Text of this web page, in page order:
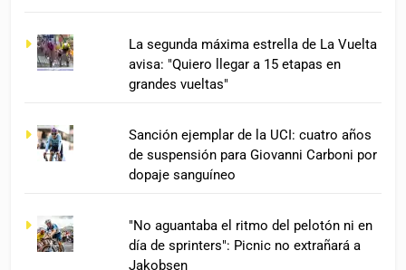
La segunda máxima estrella de La Vuelta
avisa: "Quiero llegar a 15 etapas en
grandes vueltas"
Sanción ejemplar de la UCI: cuatro años
de suspensión para Giovanni Carboni por
dopaje sanguíneo
"No aguantaba el ritmo del pelotón ni en
día de sprinters": Picnic no extrañará a
Jakobsen